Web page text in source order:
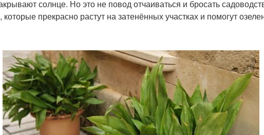
солнце. Но это не повод отчаиваться и бросать
прекрасно растут на затенённых участках и помогут